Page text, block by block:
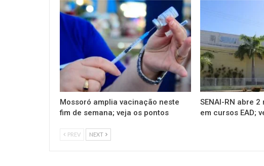
Mossoró amplia vacinação neste
fim de semana; veja os pontos
SENAI-RN abre
em cursos EAD;
PREV NEXT